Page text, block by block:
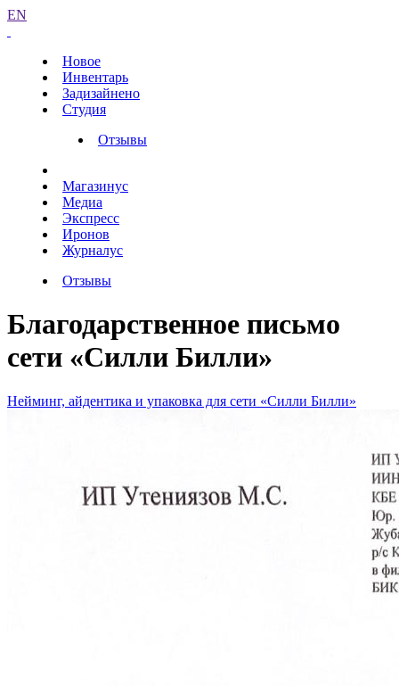
EN
Новое
Инвентарь
Задизайнено
Студия
Отзывы
Магазинус
Медиа
Экспресс
Иронов
Журналус
Отзывы
Благодарственное письмо
сети «Силли Билли»
Нейминг, айдентика и упаковка для сети «Силли Билли»